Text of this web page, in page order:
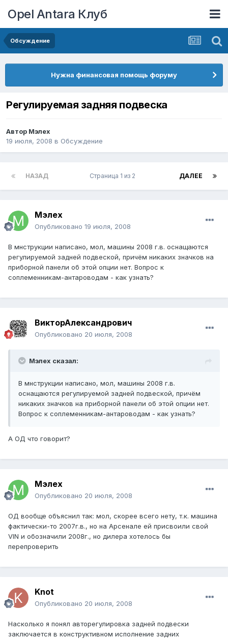
Opel Antara Клуб
Обсуждение
Нужна финансовая помощь форуму
Регулируемая задняя подвеска
Автор Мэлех
19 июля, 2008 в Обсуждение
НАЗАД ДАЛЕЕ
Страница 1 из 2
Мэлех
Опубликовано 19 июля, 2008
В мнструкции написано, мол, машины 2008 г.в. оснащаются
регулируемой задней подвеской, причём никаких значков на
приборной панели об этой опции нет. Вопрос к
соплеменникам-антароводам - как узнать?
ВикторАлександрович
Опубликовано 20 июля, 2008
Мэлех сказал:
В мнструкции написано, мол, машины 2008 г.в.
оснащаются регулируемой задней подвеской, причём
никаких значков на приборной панели об этой опции нет.
Вопрос к соплеменникам-антароводам - как узнать?
А ОД что говорит?
Мэлех
Опубликовано 20 июля, 2008
ОД вообще объяснил так: мол, скорее всего нету, т.к. машина
фактически-то 2007г.в., но на Арсенале ей присвоили свой
VIN и обозначили 2008г., но дилера хотелось бы
перепроверить
Knot
Опубликовано 20 июля, 2008
Насколько я понял авторегулировка задней подвески
заключается в конструктивном исполнение задних